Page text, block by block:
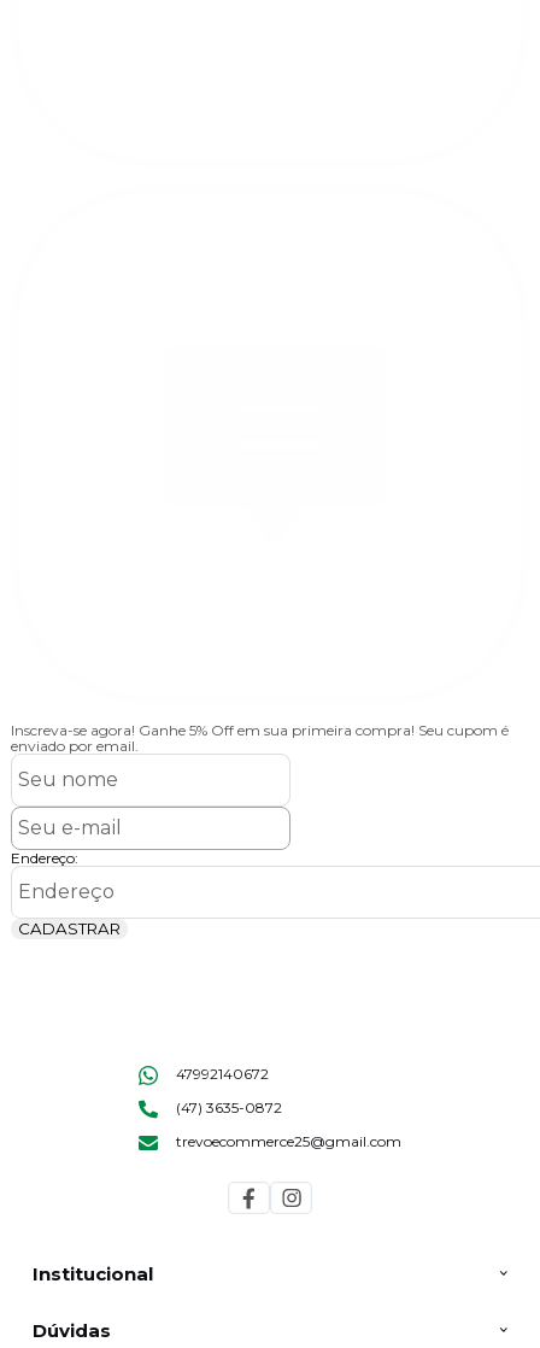
Inscreva-se agora! Ganhe 5% Off em sua primeira compra! Seu cupom é
enviado por email.
Endereço:
CADASTRAR
Institucional
Dúvidas
47992140672
(47) 3635-0872
trevoecommerce25@gmail.com